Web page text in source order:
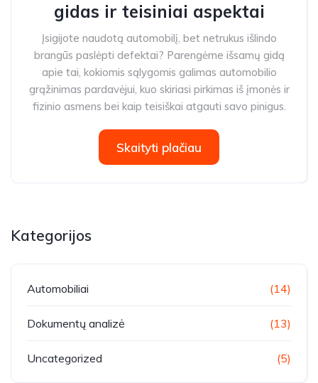
gidas ir teisiniai aspektai
Įsigijote naudotą automobilį, bet netrukus išlindo
brangūs paslėpti defektai? Parengėme išsamų gidą
apie tai, kokiomis sąlygomis galimas automobilio
grąžinimas pardavėjui, kuo skiriasi pirkimas iš įmonės ir
fizinio asmens bei kaip teisiškai atgauti savo pinigus.
Skaityti plačiau
Kategorijos
Automobiliai (14)
Dokumentų analizė (13)
Uncategorized (5)